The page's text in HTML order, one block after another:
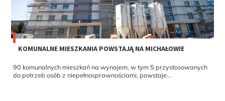
KOMUNALNE MIESZKANIA POWSTAJĄ NA MICHAŁOWIE
90 komunalnych mieszkań na wynajem, w tym 5 przystosowanych
do potrzeb osób z niepełnosprawnościami, powstaje...